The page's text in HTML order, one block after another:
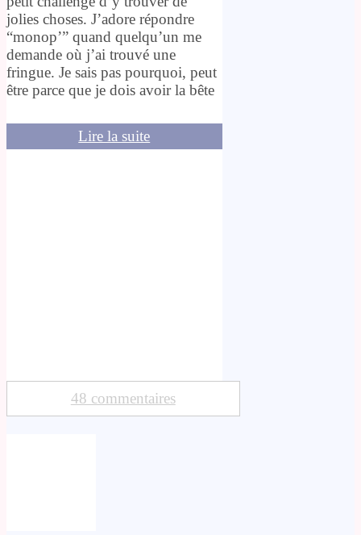
jolies choses. J’adore répondre
“monop’” quand quelqu’un me
demande où j’ai trouvé une
fringue. Je sais pas pourquoi, peut
être parce que je dois avoir la bête
Lire la suite
48 commentaires